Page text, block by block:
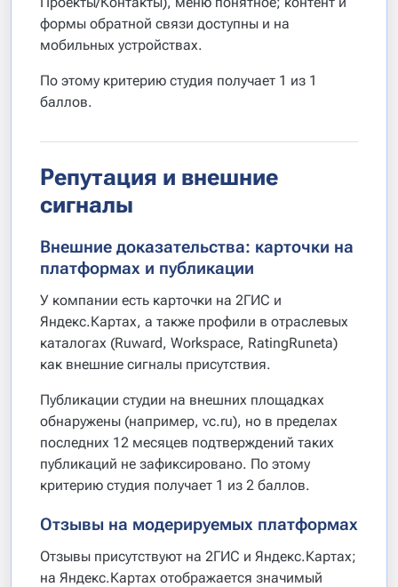
формы обратной связи доступны и на
мобильных устройствах.
По этому критерию студия получает 1 из 1
баллов.
Репутация и внешние
сигналы
Внешние доказательства: карточки на
платформах и публикации
У компании есть карточки на 2ГИС и
Яндекс.Картах, а также профили в отраслевых
каталогах (Ruward, Workspace, RatingRuneta)
как внешние сигналы присутствия.
Публикации студии на внешних площадках
обнаружены (например, vc.ru), но в пределах
последних 12 месяцев подтверждений таких
публикаций не зафиксировано. По этому
критерию студия получает 1 из 2 баллов.
Отзывы на модерируемых платформах
Отзывы присутствуют на 2ГИС и Яндекс.Картах;
на Яндекс.Картах отображается значимый